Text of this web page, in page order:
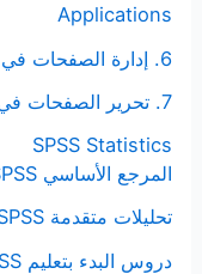
Applications
6. إدارة الصفحات في التطبيق
7. تحرير الصفحات في مصمم الصفحات
SPSS Statistics
المرجع الأساسي SPSS
تحليلات متقدمة SPSS
دروس البدء بتعليم SPSS